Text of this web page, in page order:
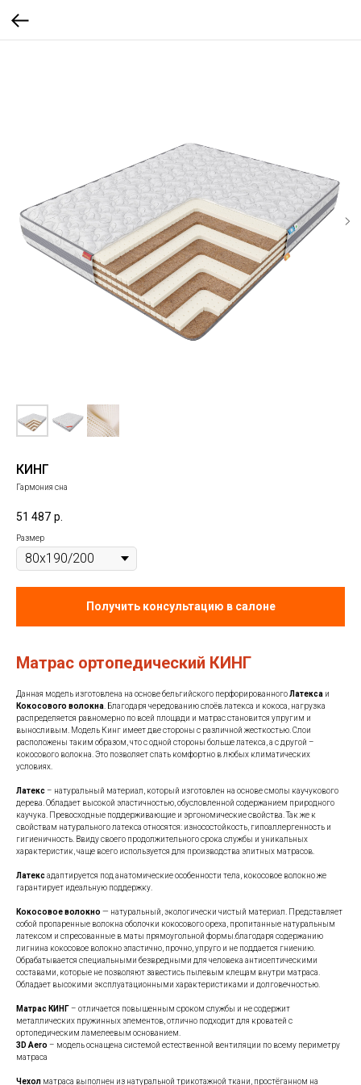
КИНГ
Гармония сна
51 487 р.
Размер
Получить консультацию в салоне
Матрас ортопедический КИНГ
Данная модель изготовлена на основе бельгийского перфорированногоЛатекса и
Кокосового волокна. Благодаря чередованию слоёв латекса и кокоса, нагрузка
распределяется равномерно по всей площади и матрас становится упругим и
выносливым. Модель Кинг имеет две стороны с различной жесткостью. Слои
расположены таким образом, что с одной стороны больше латекса, а с другой –
кокосового волокна. Это позволяет спать комфортно в любых климатических
условиях.
Латекс– натуральный материал, который изготовлен на основе смолы каучукового
дерева. Обладает высокой эластичностью, обусловленной содержанием природного
каучука. Превосходные поддерживающие и эргономические свойства. Так же к
свойствам натурального латекса относятся: износостойкость, гипоаллергенность и
гигиеничность. Ввиду своего продолжительного срока службы и уникальных
характеристик, чаще всего используется для производства элитных матрасов.
Латексадаптируется под анатомические особенности тела, кокосовое волокно же
гарантирует идеальную поддержку.
Кокосовое волокно — натуральный, экологически чистый материал. Представляет
собой пропаренные волокна оболочки кокосового ореха, пропитанные натуральным
латексом и спресованные в маты прямоугольной формы.благодаря содержанию
лигнина кокосовое волокно эластично, прочно, упруго и не поддается гниению.
Обрабатывается специальными безвредными для человека антисептическими
составами, которые не позволяют завестись пылевым клещам внутри матраса.
Обладает высокими эксплуатационными характеристиками и долговечностью.
Матрас КИНГ– отличается повышенным сроком службы и не содержит
металлических пружинных элементов, отлично подходит для кроватей с
ортопедическим ламелеевым основанием.
3D Aero – модель оснащена системой естественной вентиляции по всему периметру
матраса
Чехол матраса выполнен из натуральной трикотажной ткани, простёганном на